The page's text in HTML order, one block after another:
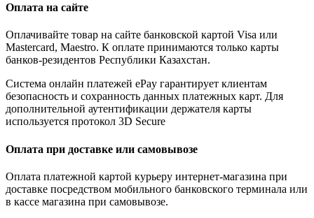
Оплата на сайте
Оплачивайте товар на сайте банковской картой Visa или
Mastercard, Maestro. К оплате принимаются только карты
банков-резидентов Республики Казахстан.
Система онлайн платежей ePay гарантирует клиентам
безопасность и сохранность данных платежных карт. Для
дополнительной аутентификации держателя карты
используется протокол 3D Secure
Оплата при доставке или самовывозе
Оплата платежной картой курьеру интернет-магазина при
доставке посредством мобильного банковского терминала или
в кассе магазина при самовывозе.